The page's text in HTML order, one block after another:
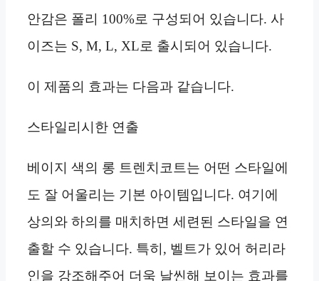
안감은 폴리 100%로 구성되어 있습니다. 사
이즈는 S, M, L, XL로 출시되어 있습니다.
이 제품의 효과는 다음과 같습니다.
스타일리시한 연출
베이지 색의 롱 트렌치코트는 어떤 스타일에
도 잘 어울리는 기본 아이템입니다. 여기에
상의와 하의를 매치하면 세련된 스타일을 연
출할 수 있습니다. 특히, 벨트가 있어 허리라
인을 강조해주어 더욱 날씬해 보이는 효과를